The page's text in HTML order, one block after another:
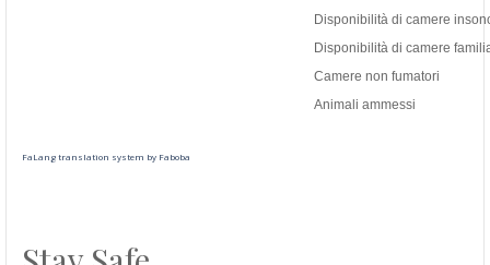
Disponibilità di camere
Disponibilità di camere
Camere non fumatori
Animali ammessi
FaLang translation system by Faboba